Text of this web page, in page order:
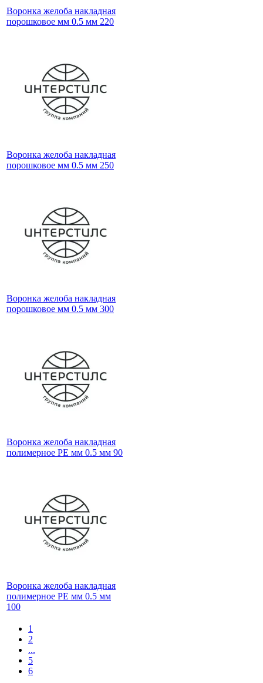
Воронка желоба накладная
порошковое мм 0.5 мм 220
Воронка желоба накладная
порошковое мм 0.5 мм 250
Воронка желоба накладная
порошковое мм 0.5 мм 300
Воронка желоба накладная
полимерное PE мм 0.5 мм 90
Воронка желоба накладная
полимерное PE мм 0.5 мм
100
1
2
...
5
6